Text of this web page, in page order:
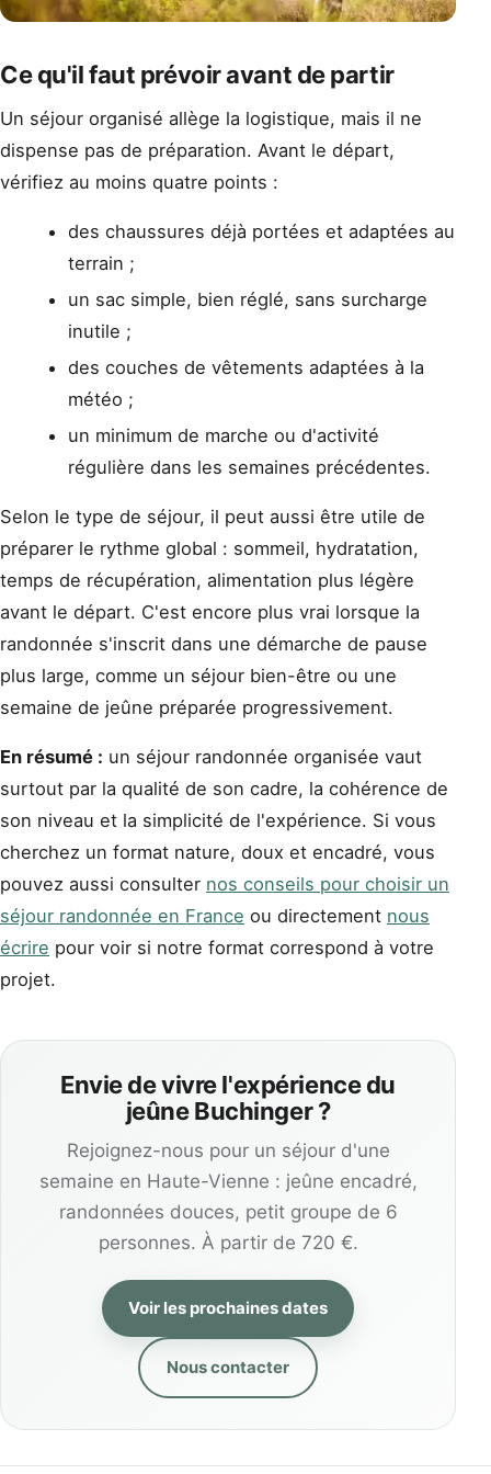
Ce qu'il faut prévoir avant de partir
Un séjour organisé allège la logistique, mais il ne
dispense pas de préparation. Avant le départ,
vérifiez au moins quatre points :
des chaussures déjà portées et adaptées au
terrain ;
un sac simple, bien réglé, sans surcharge
inutile ;
des couches de vêtements adaptées à la
météo ;
un minimum de marche ou d'activité
régulière dans les semaines précédentes.
Selon le type de séjour, il peut aussi être utile de
préparer le rythme global : sommeil, hydratation,
temps de récupération, alimentation plus légère
avant le départ. C'est encore plus vrai lorsque la
randonnée s'inscrit dans une démarche de pause
plus large, comme un séjour bien-être ou une
semaine de jeûne préparée progressivement.
En résumé : un séjour randonnée organisée vaut
surtout par la qualité de son cadre, la cohérence de
son niveau et la simplicité de l'expérience. Si vous
cherchez un format nature, doux et encadré, vous
pouvez aussi consulter nos conseils pour choisir un
séjour randonnée en France ou directement nous
écrire pour voir si notre format correspond à votre
projet.
Envie de vivre l'expérience du
jeûne Buchinger ?
Rejoignez-nous pour un séjour d'une
semaine en Haute-Vienne : jeûne encadré,
randonnées douces, petit groupe de 6
personnes. À partir de 720 €.
Voir les prochaines dates
Nous contacter